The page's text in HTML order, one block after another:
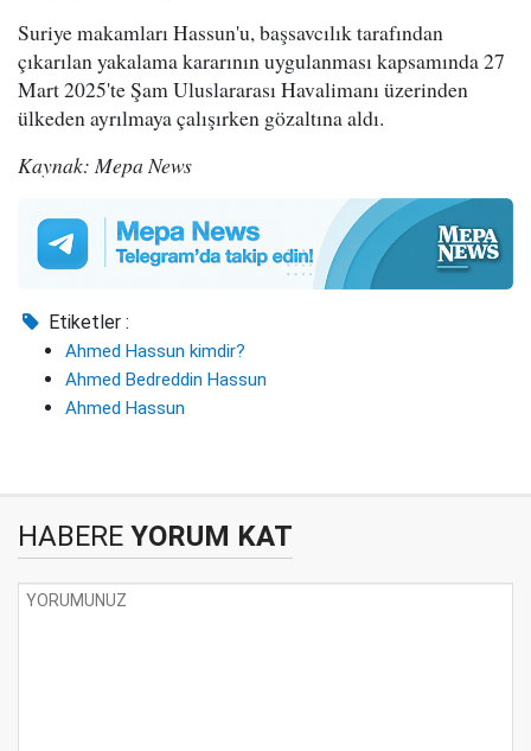
Suriye makamları Hassun'u, başsavcılık tarafından
çıkarılan yakalama kararının uygulanması kapsamında 27
Mart 2025'te Şam Uluslararası Havalimanı üzerinden
ülkeden ayrılmaya çalışırken gözaltına aldı.
Kaynak: Mepa News
Etiketler :
Ahmed Hassun kimdir?
Ahmed Bedreddin Hassun
Ahmed Hassun
HABERE YORUM KAT